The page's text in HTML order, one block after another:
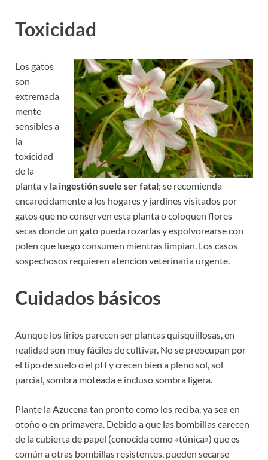
Toxicidad
Los gatos
son
extremada
mente
sensibles a
la
toxicidad
de la
planta y la ingestión suele ser fatal; se recomienda
encarecidamente a los hogares y jardines visitados por
gatos que no conserven esta planta o coloquen flores
secas donde un gato pueda rozarlas y espolvorearse con
polen que luego consumen mientras limpian. Los casos
sospechosos requieren atención veterinaria urgente.
Cuidados básicos
Aunque los lirios parecen ser plantas quisquillosas, en
realidad son muy fáciles de cultivar. No se preocupan por
el tipo de suelo o el pH y crecen bien a pleno sol, sol
parcial, sombra moteada e incluso sombra ligera.
Plante la Azucena tan pronto como los reciba, ya sea en
otoño o en primavera. Debido a que las bombillas carecen
de la cubierta de papel (conocida como «túnica») que es
común a otras bombillas resistentes, pueden secarse